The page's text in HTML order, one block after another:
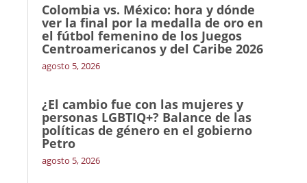
Colombia vs. México: hora y dónde
ver la final por la medalla de oro en
el fútbol femenino de los Juegos
Centroamericanos y del Caribe 2026
agosto 5, 2026
¿El cambio fue con las mujeres y
personas LGBTIQ+? Balance de las
políticas de género en el gobierno
Petro
agosto 5, 2026